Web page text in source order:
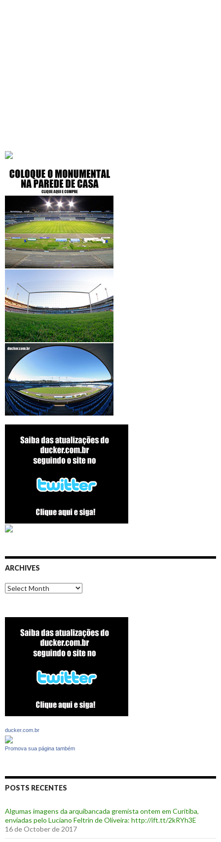
ARCHIVES
Archives
ducker.com.br
Promova sua página também
POSTS RECENTES
Algumas imagens da arquibancada gremista ontem em Curitiba,
enviadas pelo Luciano Feltrin de Oliveira: http://ift.tt/2kRYh3E
16 de October de 2017